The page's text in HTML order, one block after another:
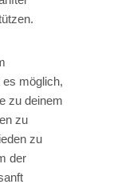
möglich,
zu deinem
zu
zu
der